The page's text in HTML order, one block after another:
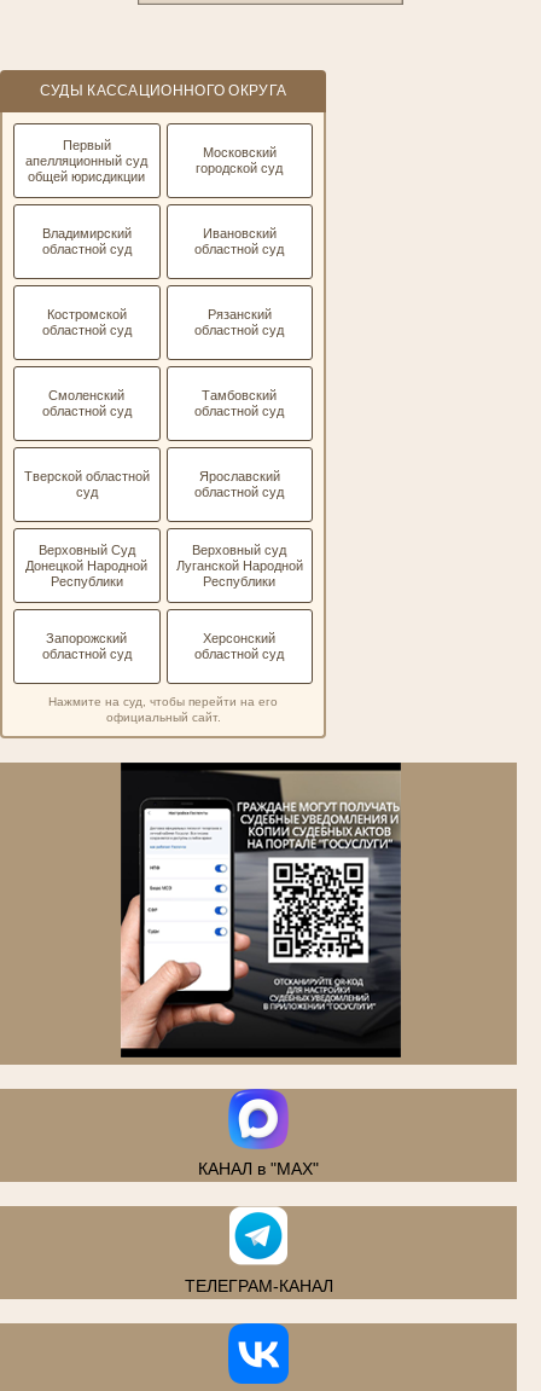
СУДЫ КАССАЦИОННОГО ОКРУГА
Первый
апелляционный суд
общей юрисдикции
Московский
городской суд
Владимирский
областной суд
Ивановский
областной суд
Костромской
областной суд
Рязанский
областной суд
Смоленский
областной суд
Тамбовский
областной суд
Тверской областной
суд
Ярославский
областной суд
Верховный Суд
Донецкой Народной
Республики
Верховный суд
Луганской Народной
Республики
Запорожский
областной суд
Херсонский
областной суд
Нажмите на суд, чтобы перейти на его
официальный сайт.
КАНАЛ в "MAX"
ТЕЛЕГРАМ-КАНАЛ